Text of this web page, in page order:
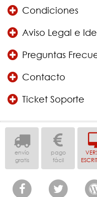
Condiciones
Aviso Legal e
Preguntas
Contacto
Ticket Soporte
envío
gratis
pago
fácil